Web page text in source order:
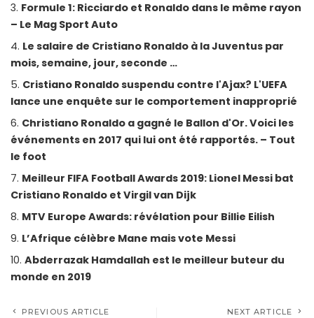
Formule 1: Ricciardo et Ronaldo dans le même rayon
– Le Mag Sport Auto
Le salaire de Cristiano Ronaldo à la Juventus par
mois, semaine, jour, seconde …
Cristiano Ronaldo suspendu contre l'Ajax? L'UEFA
lance une enquête sur le comportement inapproprié
Christiano Ronaldo a gagné le Ballon d'Or. Voici les
événements en 2017 qui lui ont été rapportés. – Tout
le foot
Meilleur FIFA Football Awards 2019: Lionel Messi bat
Cristiano Ronaldo et Virgil van Dijk
MTV Europe Awards: révélation pour Billie Eilish
L’Afrique célèbre Mane mais vote Messi
Abderrazak Hamdallah est le meilleur buteur du
monde en 2019
PREVIOUS ARTICLE NEXT ARTICLE